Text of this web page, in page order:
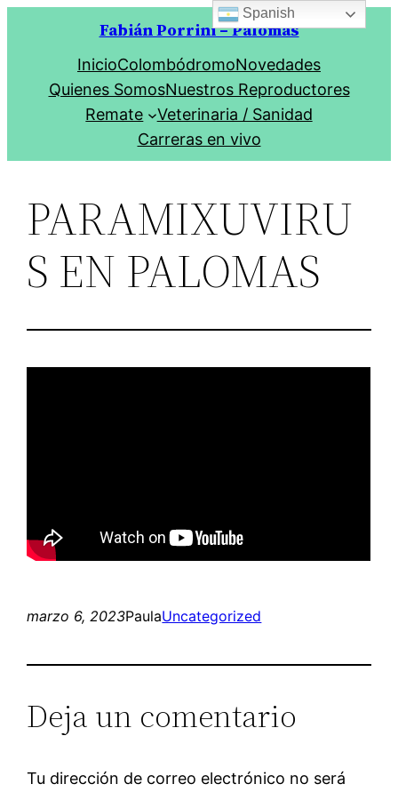
contenido
Fabián Porrini – Palomas
InicioColombódromoNovedades
Quienes SomosNuestros Reproductores
Remate
Veterinaria / Sanidad
Carreras en vivo
PARAMIXUVIRU
S EN PALOMAS
marzo 6, 2023PaulaUncategorized
Deja un comentario
Tu dirección de correo electrónico no será
Spanish